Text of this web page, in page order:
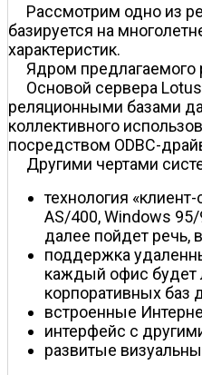
Рассмотрим одно из
базируется на
характеристик.
Ядром предлагаемого
Основой сервера
реляционными базами
коллективного
посредством ODBC-
Другими чертами
технология
AS/400, Windows
далее пойдет речь,
поддержка
каждый офис будет
корпоративных баз
встроенные
интерфейс с
развитые